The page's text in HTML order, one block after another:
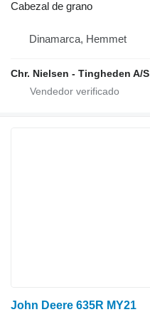
Cabezal de grano
Dinamarca, Hemmet
Chr. Nielsen - Tingheden A/S
John Deere 635R MY21